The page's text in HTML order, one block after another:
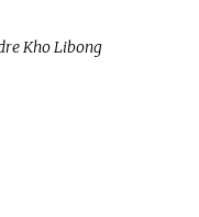
Kho Libong